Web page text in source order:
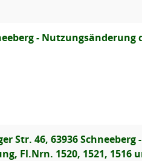
- Nutzungsänderung
Str. 46, 63936 Schneeberg
Fl.Nrn. 1520, 1521, 1516